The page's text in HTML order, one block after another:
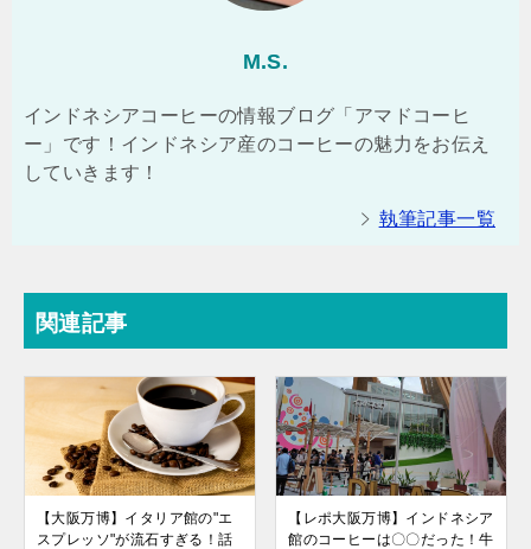
M.S.
インドネシアコーヒーの情報ブログ「アマドコーヒ
ー」です！インドネシア産のコーヒーの魅力をお伝え
していきます！
執筆記事一覧
関連記事
【大阪万博】イタリア館の"エ
スプレッソ"が流石すぎる！話
【レポ大阪万博】インドネシア
館のコーヒーは〇〇だった！牛